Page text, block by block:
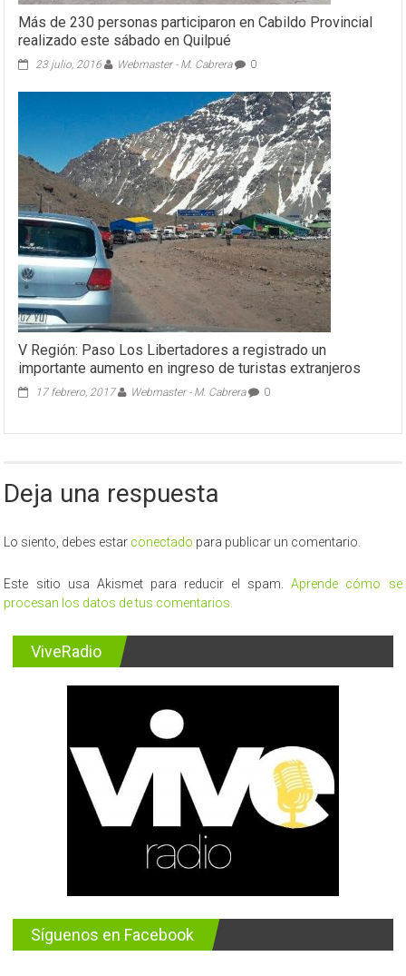
Más de 230 personas participaron en Cabildo Provincial
realizado este sábado en Quilpué
23 julio, 2016 Webmaster - M. Cabrera 0
V Región: Paso Los Libertadores a registrado un
importante aumento en ingreso de turistas extranjeros
17 febrero, 2017 Webmaster - M. Cabrera 0
Deja una respuesta
Lo siento, debes estar conectado para publicar un comentario.
Este sitio usa Akismet para reducir el spam.Aprende cómo se
procesan los datos de tus comentarios.
ViveRadio
Síguenos en Facebook